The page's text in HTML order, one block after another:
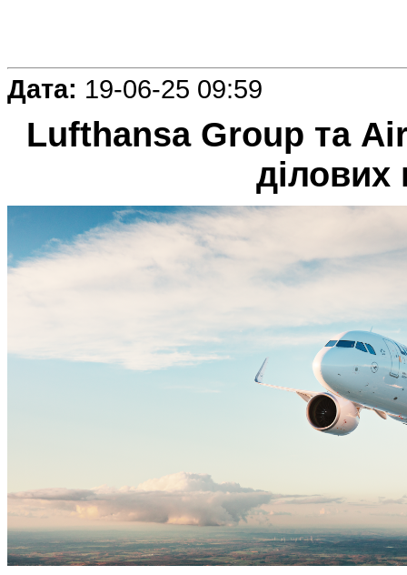
Дата: 19-06-25 09:59
Lufthansa Group та
ділових